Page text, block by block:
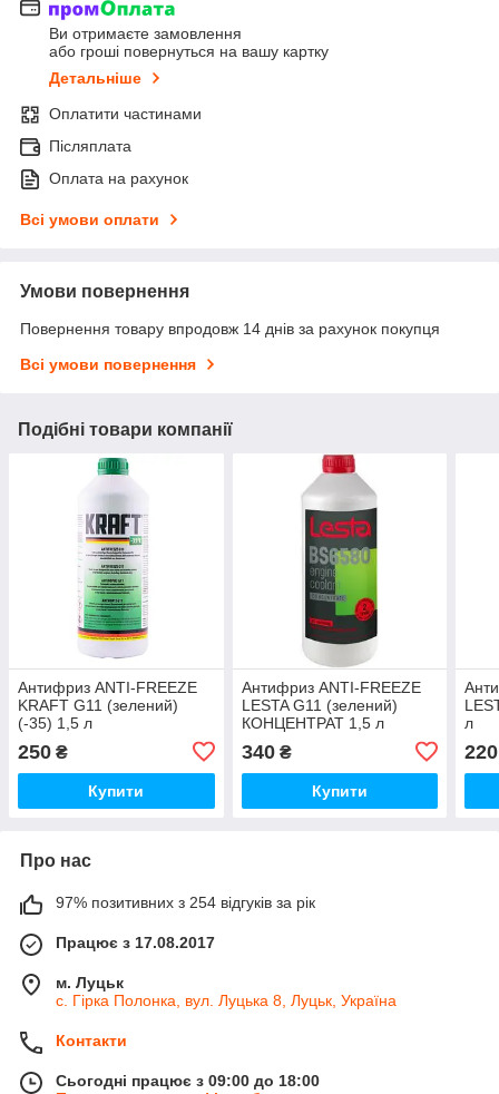
Ви отримаєте замовлення
або гроші повернуться на вашу картку
Детальніше
Оплатити частинами
Післяплата
Оплата на рахунок
Всі умови оплати
Умови повернення
Повернення товару впродовж 14 днів за рахунок покупця
Всі умови повернення
Подібні товари компанії
Антифриз ANTI-FREEZE
KRAFT G11 (зелений)
(-35) 1,5 л
250 ₴
Купити
Антифриз ANTI-FREEZE
LESTA G11 (зелений)
КОНЦЕНТРАТ 1,5 л
340₴
Купити
л
220
Про нас
97% позитивних з 254 відгуків за рік
Працює з 17.08.2017
м. Луцьк
с. Гірка Полонка, вул. Луцька 8, Луцьк, Україна
Контакти
Сьогодні працює з 09:00 до 18:00